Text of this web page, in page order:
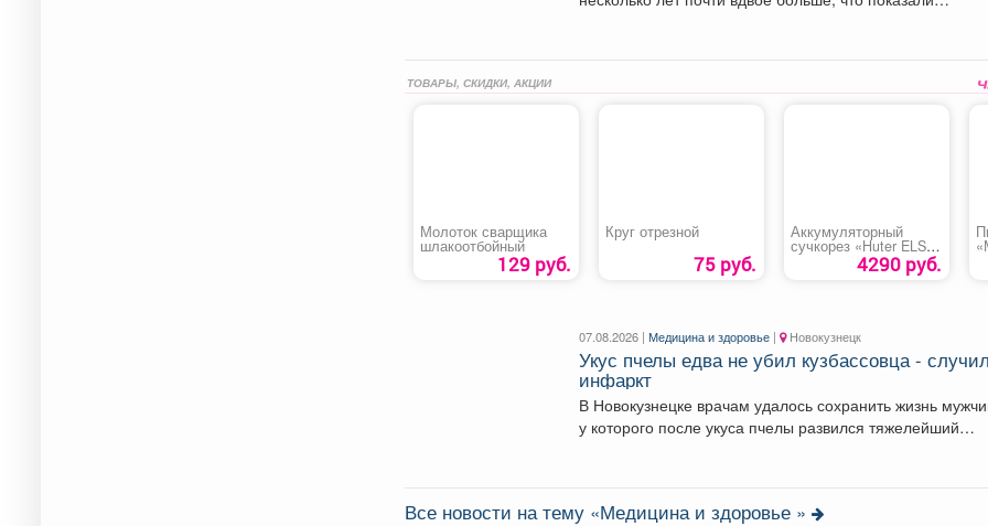
ТОВАРЫ, СКИДКИ, АКЦИИ
Молоток сварщика
шлакоотбойный
129 руб.
Круг отрезной
75 руб.
Аккумуляторный
сучкорез «Huter ELS-
20Li-2К» 4290 руб.
07.08.2026 | Медицина и здоровье | Новокузнецк
Укус пчелы едва не убил кузбассовца -
инфаркт
В Новокузнецке врачам удалось сохранить жизнь
у которого после укуса пчелы развился тяжелейший
Все новости на тему «Медицина и здоровье »